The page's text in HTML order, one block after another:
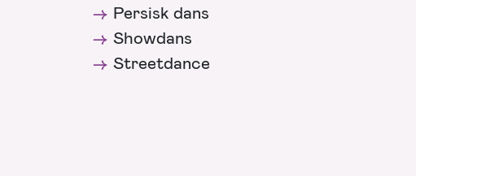
Persisk dans
Showdans
Streetdance